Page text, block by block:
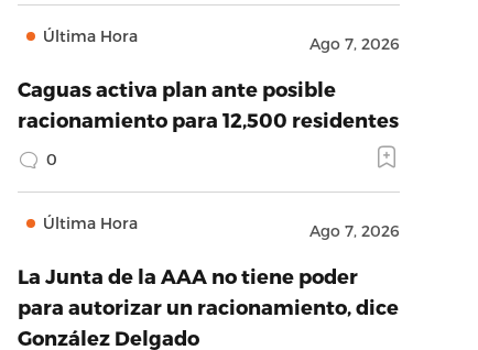
Última Hora Ago 7, 2026
Caguas activa plan ante posible
racionamiento para 12,500 residentes
0
Última Hora Ago 7, 2026
La Junta de la AAA no tiene poder
para autorizar un racionamiento, dice
González Delgado